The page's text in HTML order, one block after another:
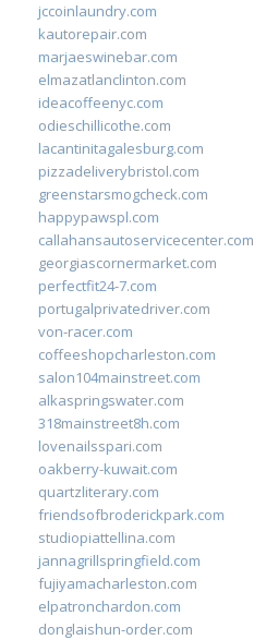
jccoinlaundry.com
kautorepair.com
marjaeswinebar.com
elmazatlanclinton.com
ideacoffeenyc.com
odieschillicothe.com
lacantinitagalesburg.com
pizzadeliverybristol.com
greenstarsmogcheck.com
happypawspl.com
callahansautoservicecenter.com
georgiascornermarket.com
perfectfit24-7.com
portugalprivatedriver.com
von-racer.com
coffeeshopcharleston.com
salon104mainstreet.com
alkaspringswater.com
318mainstreet8h.com
lovenailsspari.com
oakberry-kuwait.com
quartzliterary.com
friendsofbroderickpark.com
studiopiattellina.com
jannagrillspringfield.com
fujiyamacharleston.com
elpatronchardon.com
donglaishun-order.com